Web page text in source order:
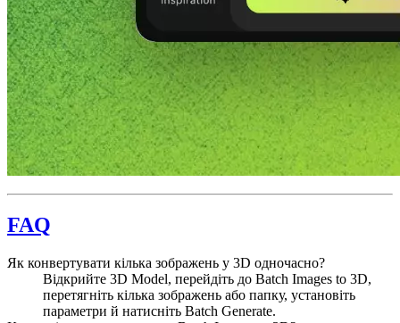
FAQ
Як конвертувати кілька зображень у 3D одночасно?
Відкрийте 3D Model, перейдіть до Batch Images to 3D,
перетягніть кілька зображень або папку, установіть
параметри й натисніть Batch Generate.